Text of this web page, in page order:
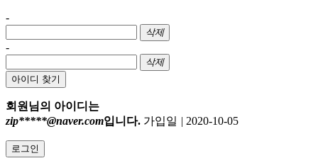
-
삭제
-
삭제
아이디 찾기
회원님의 아이디는
zip*****@naver.com입니다. 가입일 | 2020-10-05
로그인